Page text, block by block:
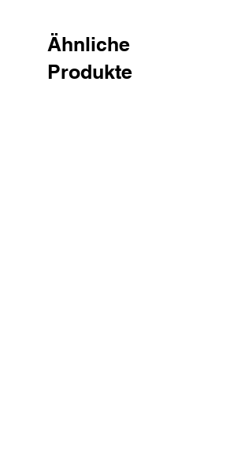
Ähnliche
Produkte